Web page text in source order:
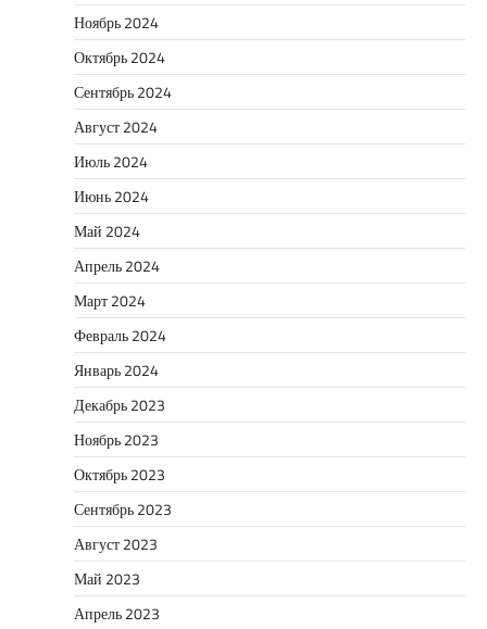
Ноябрь 2024
Октябрь 2024
Сентябрь 2024
Август 2024
Июль 2024
Июнь 2024
Май 2024
Апрель 2024
Март 2024
Февраль 2024
Январь 2024
Декабрь 2023
Ноябрь 2023
Октябрь 2023
Сентябрь 2023
Август 2023
Май 2023
Апрель 2023